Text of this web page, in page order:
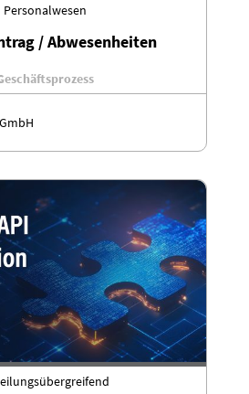
Personalwesen
/ Abwesenheiten